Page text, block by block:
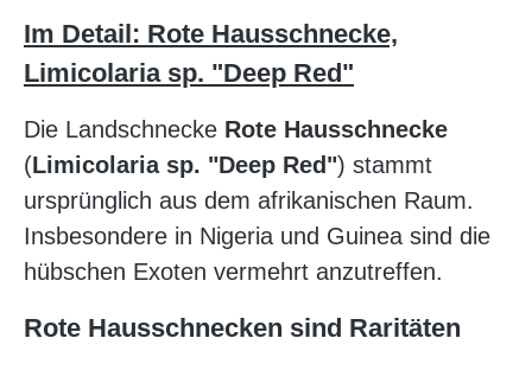
Im Detail: Rote Hausschnecke,
Limicolaria sp. "Deep Red"
Die Landschnecke Rote Hausschnecke
(Limicolaria sp. "Deep Red") stammt
ursprünglich aus dem afrikanischen Raum.
Insbesondere in Nigeria und Guinea sind die
hübschen Exoten vermehrt anzutreffen.
Rote Hausschnecken sind Raritäten